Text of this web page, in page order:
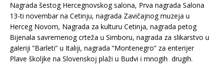
Nagrada šestog Hercegnovskog salona, Prva nagrada Salona
13-ti novembar na Cetinju, nagrada Zavičajnog muzeja u
Herceg Novom, Nagrada za kulturu Cetinja, nagrada petog
Bijenala savremenog crteža u Simboru, nagrada za slikarstvo u
galeriji ”Barleti” u Italiji, nagrada “Montenegro” za enterijer
Plave školjke na Slovenskoj plaži u Budvi i mnogih drugih.